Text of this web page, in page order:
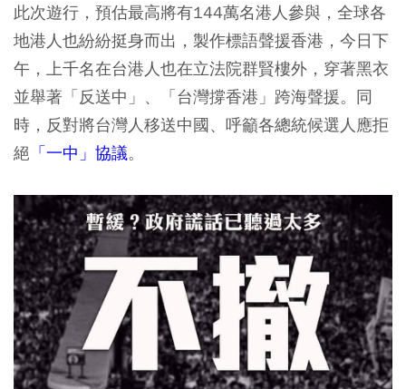
此次遊行，預估最高將有144萬名港人參與，全球各
地港人也紛紛挺身而出，製作標語聲援香港，今日下
午，上千名在台港人也在立法院群賢樓外，穿著黑衣
並舉著「反送中」、「台灣撐香港」跨海聲援。同
時，反對將台灣人移送中國、呼籲各總統候選人應拒
絕 「一中」協議。